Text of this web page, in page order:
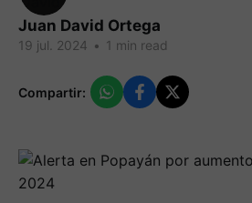
Juan David Ortega
19 jul. 2024 • 1 min read
Compartir: